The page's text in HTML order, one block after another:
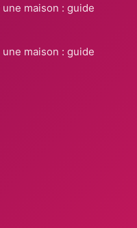
maison : guide
maison : guide